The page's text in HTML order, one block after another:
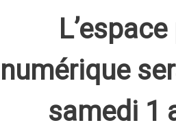
numérique
samedi 1